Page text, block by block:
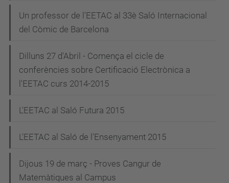
Un professor de l'EETAC al 33è Saló Internacional
del Còmic de Barcelona
Dilluns 27 d'Abril - Comença el cicle de
conferències sobre Certificació Electrònica a
l'EETAC curs 2014-2015
L'EETAC al Saló Futura 2015
L'EETAC al Saló de l'Ensenyament 2015
Dijous 19 de març - Proves Cangur de
Matemàtiques al Campus